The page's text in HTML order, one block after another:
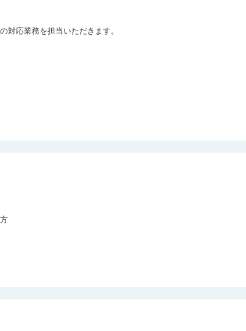
対応業務を担当いただきます。